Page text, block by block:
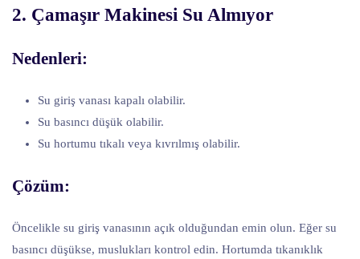
2. Çamaşır Makinesi Su Almıyor
Nedenleri:
Su giriş vanası kapalı olabilir.
Su basıncı düşük olabilir.
Su hortumu tıkalı veya kıvrılmış olabilir.
Çözüm:
Öncelikle su giriş vanasının açık olduğundan emin olun. Eğer su
basıncı düşükse, muslukları kontrol edin. Hortumda tıkanıklık